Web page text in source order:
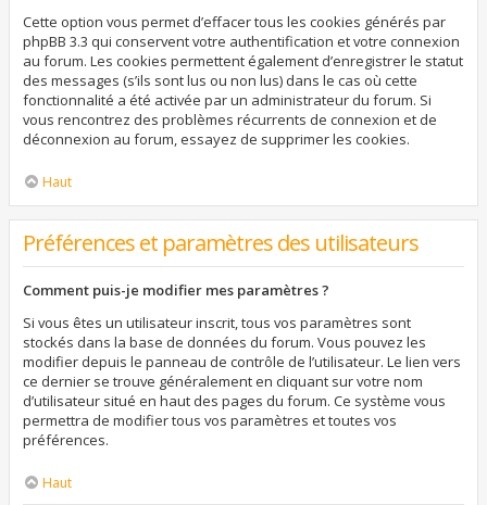
Cette option vous permet d’effacer tous les cookies générés par
phpBB 3.3 qui conservent votre authentification et votre connexion
au forum. Les cookies permettent également d’enregistrer le statut
des messages (s’ils sont lus ou non lus) dans le cas où cette
fonctionnalité a été activée par un administrateur du forum. Si
vous rencontrez des problèmes récurrents de connexion et de
déconnexion au forum, essayez de supprimer les cookies.
Haut
Préférences et paramètres des utilisateurs
Comment puis-je modifier mes paramètres ?
Si vous êtes un utilisateur inscrit, tous vos paramètres sont
stockés dans la base de données du forum. Vous pouvez les
modifier depuis le panneau de contrôle de l’utilisateur. Le lien vers
ce dernier se trouve généralement en cliquant sur votre nom
d’utilisateur situé en haut des pages du forum. Ce système vous
permettra de modifier tous vos paramètres et toutes vos
préférences.
Haut